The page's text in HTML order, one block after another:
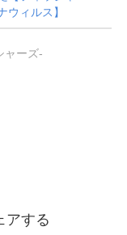
ウィルス】
ャーズ-
アする